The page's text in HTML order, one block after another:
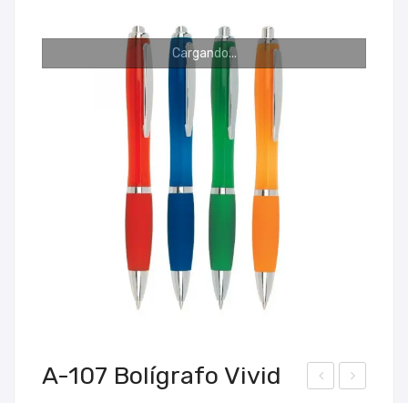
Cargando...
A-107 Bolígrafo Vivid